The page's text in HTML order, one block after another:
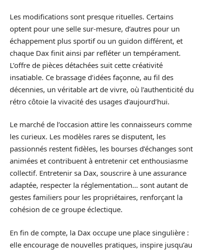
Les modifications sont presque rituelles. Certains
optent pour une selle sur-mesure, d’autres pour un
échappement plus sportif ou un guidon différent, et
chaque Dax finit ainsi par refléter un tempérament.
L’offre de pièces détachées suit cette créativité
insatiable. Ce brassage d’idées façonne, au fil des
décennies, un véritable art de vivre, où l’authenticité du
rétro côtoie la vivacité des usages d’aujourd’hui.
Le marché de l’occasion attire les connaisseurs comme
les curieux. Les modèles rares se disputent, les
passionnés restent fidèles, les bourses d’échanges sont
animées et contribuent à entretenir cet enthousiasme
collectif. Entretenir sa Dax, souscrire à une assurance
adaptée, respecter la réglementation… sont autant de
gestes familiers pour les propriétaires, renforçant la
cohésion de ce groupe éclectique.
En fin de compte, la Dax occupe une place singulière :
elle encourage de nouvelles pratiques, inspire jusqu’au